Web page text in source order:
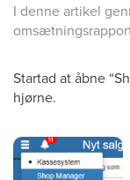
I denne artikel
Startad at åbne
hjørne.